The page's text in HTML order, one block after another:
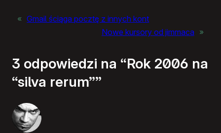
« Gmail ściąga pocztę z innych kont
Nowe kursory od jimmaca »
3 odpowiedzi na “Rok 2006 na
“silva rerum””